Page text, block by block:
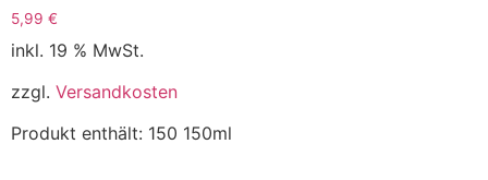
5,99 €
inkl. 19 % MwSt.
zzgl. Versandkosten
Produkt enthält: 150 150ml